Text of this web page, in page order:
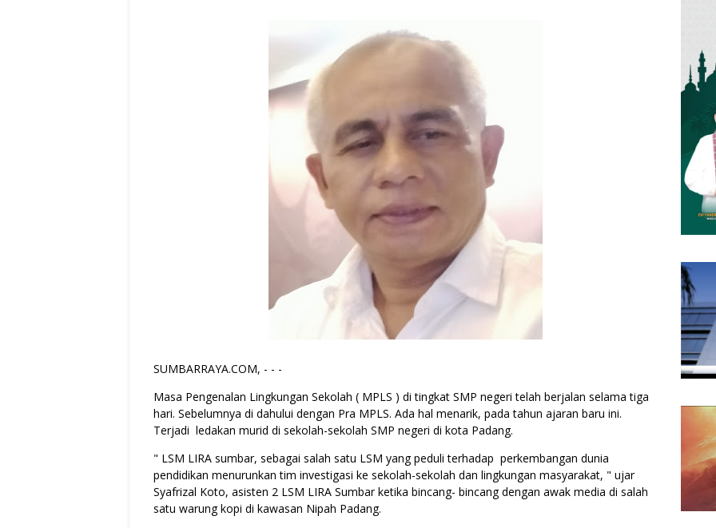
SUMBARRAYA.COM, - - -
Masa Pengenalan Lingkungan Sekolah ( MPLS ) di tingkat SMP negeri telah berjalan selama tiga
hari. Sebelumnya di dahului dengan Pra MPLS. Ada hal menarik, pada tahun ajaran baru ini.
Terjadi ledakan murid di sekolah-sekolah SMP negeri di kota Padang.
" LSM LIRA sumbar, sebagai salah satu LSM yang peduli terhadap perkembangan dunia
pendidikan menurunkan tim investigasi ke sekolah-sekolah dan lingkungan masyarakat, " ujar
Syafrizal Koto, asisten 2 LSM LIRA Sumbar ketika bincang- bincang dengan awak media di salah
satu warung kopi di kawasan Nipah Padang.